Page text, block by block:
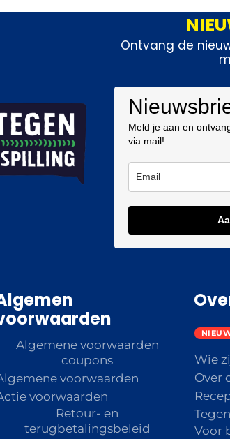
Ontvang de
Meld je aan en
via mail!
Algemene voorwaarden
coupons
voorwaarden
voorwaarden
Retour- en
terugbetalingsbeleid
Wie
Over
Voor